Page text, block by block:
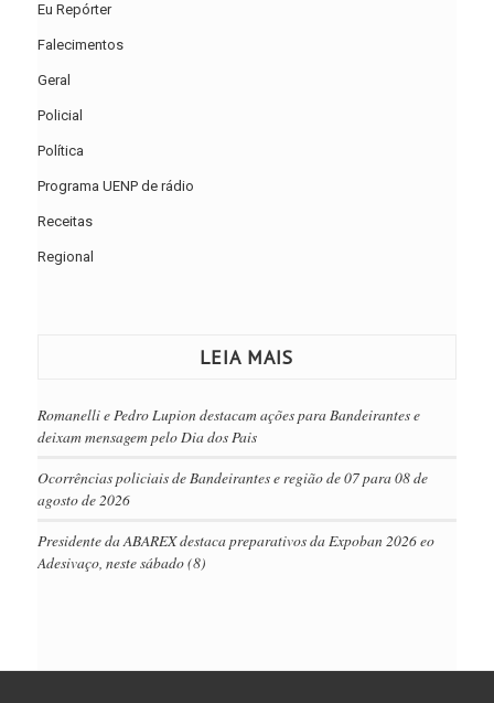
Eu Repórter
Falecimentos
Geral
Policial
Política
Programa UENP de rádio
Receitas
Regional
LEIA MAIS
Romanelli e Pedro Lupion destacam ações para Bandeirantes e
deixam mensagem pelo Dia dos Pais
Ocorrências policiais de Bandeirantes e região de 07 para 08 de
agosto de 2026
Presidente da ABAREX destaca preparativos da Expoban 2026 eo
Adesivaço, neste sábado (8)